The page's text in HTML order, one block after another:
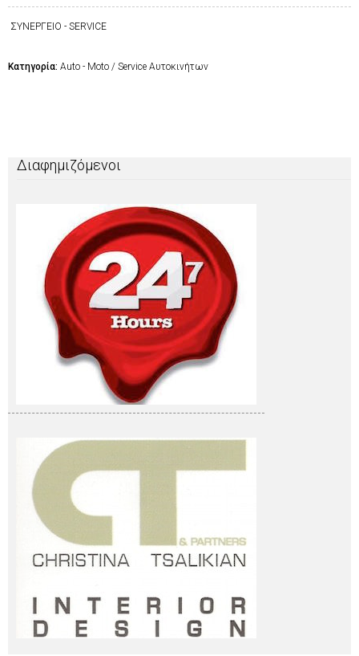
ΣΥΝΕΡΓΕΙΟ - SERVICE
Κατηγορία: Auto - Moto / Service Αυτοκινήτων
Διαφημιζόμενοι